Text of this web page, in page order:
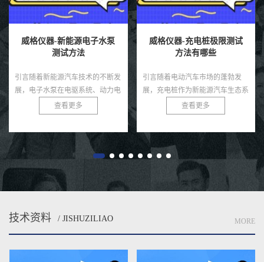
威格仪器-新能源电子水泵
测试方法
引言随着新能源汽车技术的不断发
展，电子水泵在电驱系统、动力电
池、热管理模块等环节中起着至关
重要的冷却作用。相比传统机械水
查看更多
威格仪器-充电桩极限测试
方法有哪些
引言随着电动汽车市场的蓬勃发
展，充电桩作为新能源汽车生态系
统的核心基础设施，其性能和可靠
性直接影响用户体验和电网安全。
低...
查看更多
技术资料 / JISHUZILIAO MORE